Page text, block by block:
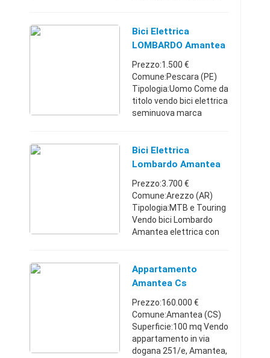
ristrutturato arredato
con mobili d'antiquariato
Bici Elettrica
LOMBARDO Amantea
2.0 Speed 45km/h
Prezzo:1.500 €
Comune:Pescara (PE)
Tipologia:Uomo Come da
titolo vendo bici elettrica
seminuova marca
percorso circa 1500 km.
Tecnicamente é tra le
Bici Elettrica
Lombardo Amantea
Full Optional
Prezzo:3.700 €
Comune:Arezzo (AR)
Tipologia:MTB e Touring
Vendo bici Lombardo
Amantea elettrica con
bicicletta sono stati
eseguiti tantissimi
Appartamento
Amantea Cs
Prezzo:160.000 €
Comune:Amantea (CS)
Superficie:100 mq Vendo
appartamento in via
dogana 251/e, Amantea,